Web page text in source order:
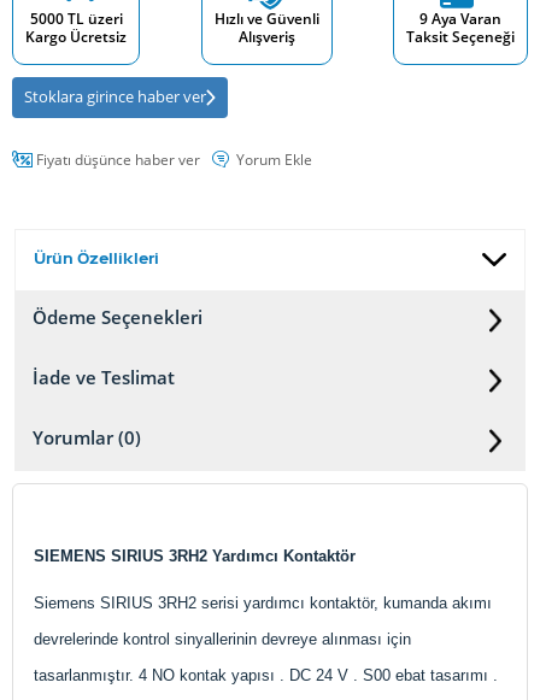
5000 TL üzeri
Kargo Ücretsiz
Hızlı ve Güvenli
Alışveriş
9 Aya Varan
Taksit Seçeneği
Stoklara girince haber ver
Fiyatı düşünce haber ver Yorum Ekle
Ürün Özellikleri
Ödeme Seçenekleri
İade ve Teslimat
Yorumlar (0)
SIEMENS SIRIUS 3RH2 Yardımcı Kontaktör
Siemens SIRIUS 3RH2 serisi yardımcı kontaktör, kumanda akımı
devrelerinde kontrol sinyallerinin devreye alınması için
tasarlanmıştır. 4 NO kontak yapısı . DC 24 V . S00 ebat tasarımı .